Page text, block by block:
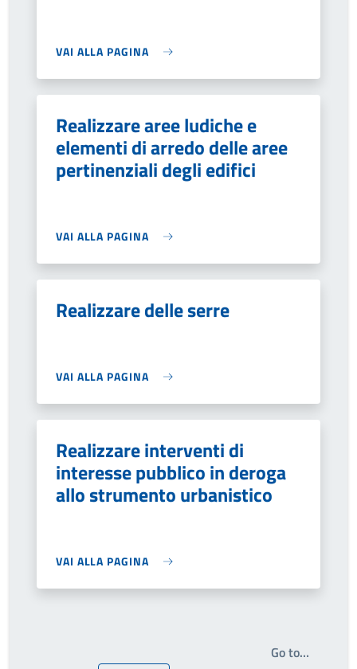
VAI ALLA PAGINA
Realizzare aree ludiche e
elementi di arredo delle aree
pertinenziali degli edifici
VAI ALLA PAGINA
Realizzare delle serre
VAI ALLA PAGINA
Realizzare interventi di
interesse pubblico in deroga
allo strumento urbanistico
VAI ALLA PAGINA
Go to…